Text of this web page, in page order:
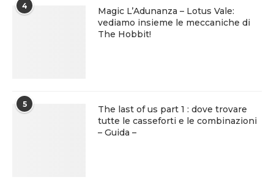
4
Magic L’Adunanza – Lotus Vale:
vediamo insieme le meccaniche di
The Hobbit!
5
The last of us part 1 : dove trovare
tutte le casseforti e le combinazioni
– Guida –